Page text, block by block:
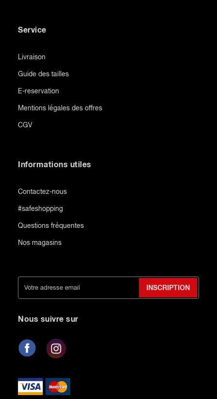
Service
Livraison
Guide des tailles
E-reservation
Mentions légales des offres
CGV
Informations utiles
Contactez-nous
#safeshopping
Questions fréquentes
Nos magasins
INSCRIPTION
Nous suivre sur